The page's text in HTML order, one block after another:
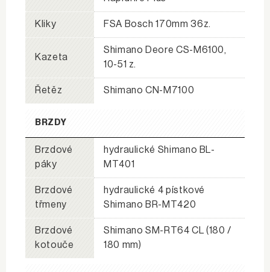
Kliky FSA Bosch 170mm 36z.
Kazeta
Shimano Deore CS-M6100,
10-51 z.
Řetěz Shimano CN-M7100
BRZDY
Brzdové
páky
hydraulické Shimano BL-
MT401
Brzdové
třmeny
hydraulické 4 pístkové
Shimano BR-MT420
Brzdové
kotouče
Shimano SM-RT64 CL (180 /
180 mm)